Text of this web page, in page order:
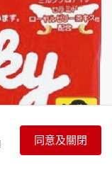
同意及關閉